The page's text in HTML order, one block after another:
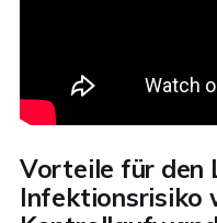
Vorteile für den
Infektionsrisiko